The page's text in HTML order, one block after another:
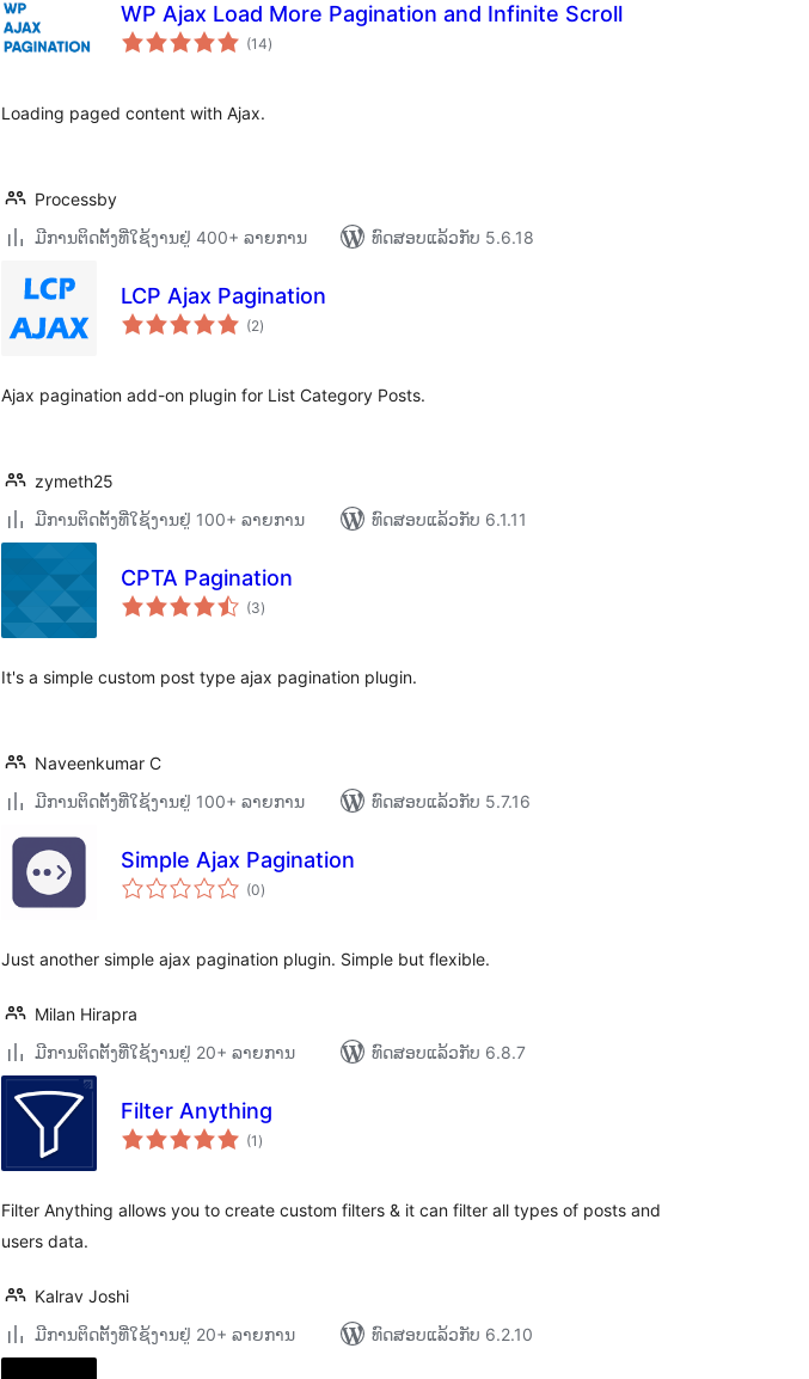
WP Ajax Load More Pagination and Infinite Scroll
(14ຄະແນນ
ທັງໝົດ
)
Loading paged content with Ajax.
Processby
ມີການຕິດຕັ້ງທີ່ໃຊ້ງານຢູ່ 400+ ລາຍການ
ທົດສອບແລ້ວກັບ 5.6.18
LCP Ajax Pagination
(2ຄະແນນ
ທັງໝົດ
)
Ajax pagination add-on plugin for List Category Posts.
zymeth25
ມີການຕິດຕັ້ງທີ່ໃຊ້ງານຢູ່ 100+ ລາຍການ
ທົດສອບແລ້ວກັບ 6.1.11
CPTA Pagination
(3ຄະແນນ
ທັງໝົດ
)
It's a simple custom post type ajax pagination plugin.
Naveenkumar C
ມີການຕິດຕັ້ງທີ່ໃຊ້ງານຢູ່ 100+ ລາຍການ
ທົດສອບແລ້ວກັບ 5.7.16
Simple Ajax Pagination
(0ຄະແນນ
ທັງໝົດ
)
Just another simple ajax pagination plugin. Simple but flexible.
Milan Hirapra
ມີການຕິດຕັ້ງທີ່ໃຊ້ງານຢູ່ 20+ ລາຍການ
ທົດສອບແລ້ວກັບ 6.8.7
Filter Anything
(1 ຄະແນນ
ທັງໝົດ
)
Filter Anything allows you to create custom filters & it can filter all types of posts and
users data.
Kalrav Joshi
ມີການຕິດຕັ້ງທີ່ໃຊ້ງານຢູ່ 20+ ລາຍການ
ທົດສອບແລ້ວກັບ 6.2.10